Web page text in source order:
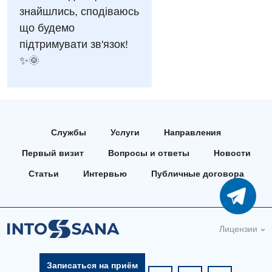
Эндоскопическое отделение
Для взрослых
Акушерство и гинекология
Бесплатные услуги
Дерматовенерология
Диетология
Офтальмологическое отделение
Педиатрическое отделение
Скорая медицинская помощь
Украинский
Русский
знайшлись, сподіваюсь
що будемо
підтримувати зв'язок!
✨🌞
Службы Услуги Направления
Первый визит Вопросы и ответы Новости
Статьи Интервью Публичные договора
Лицензии
Записаться на приём